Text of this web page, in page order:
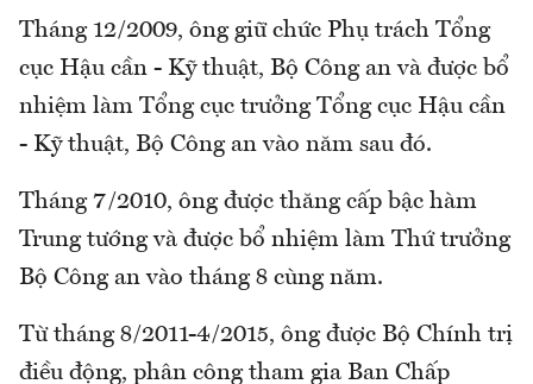
Tháng 12/2009, ông giữ chức Phụ trách Tổng
cục Hậu cần - Kỹ thuật, Bộ Công an và được bổ
nhiệm làm Tổng cục trưởng Tổng cục Hậu cần
- Kỹ thuật, Bộ Công an vào năm sau đó.
Tháng 7/2010, ông được thăng cấp bậc hàm
Trung tướng và được bổ nhiệm làm Thứ trưởng
Bộ Công an vào tháng 8 cùng năm.
Từ tháng 8/2011-4/2015, ông được Bộ Chính trị
điều động, phân công tham gia Ban Chấp